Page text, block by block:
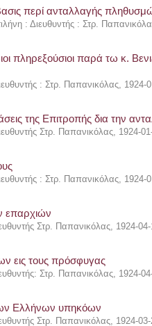
περί ανταλλαγής
: Διευθυντής : Στρ.
πληρεξούσιοι παρά τω κ.
: Στρ. Παπανικόλας, 1924-
της Επιτροπής δια την
Στρ. Παπανικόλας, 1924-
: Στρ. Παπανικόλας, 1924-
επαρχιών
Στρ. Παπανικόλας, 1924-04-
εις τους πρόσφυγας
Στρ. Παπανικόλας, 1924-
Ελλήνων υπηκόων
Στρ. Παπανικόλας, 1924-